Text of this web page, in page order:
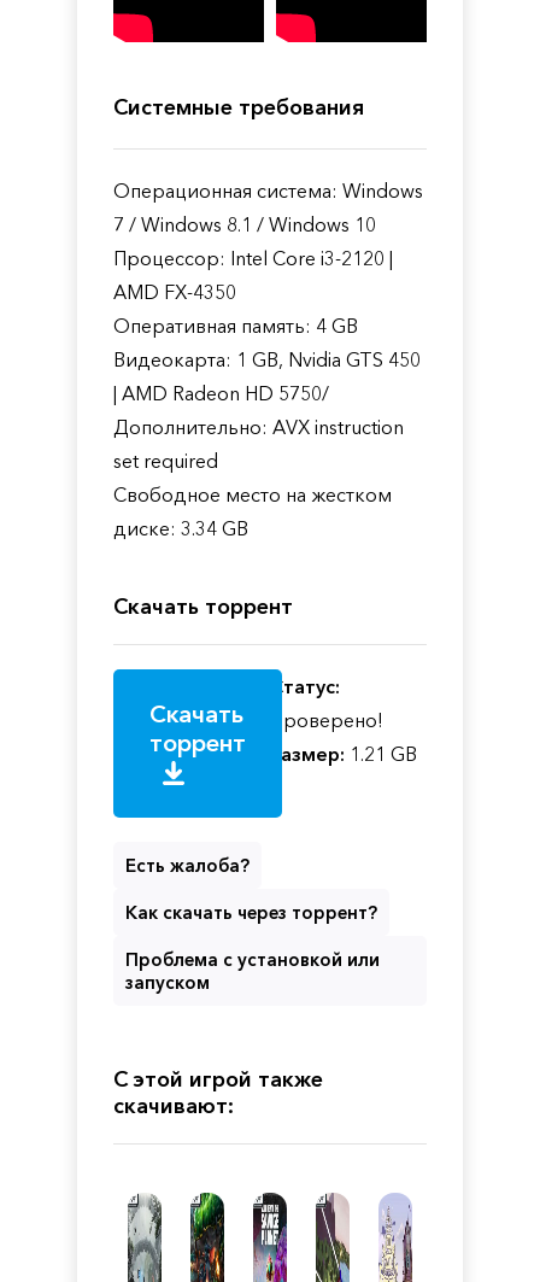
Системные требования
Операционная система: Windows
7 / Windows 8.1 / Windows 10
Процессор: Intel Core i3-2120 |
AMD FX-4350
Оперативная память: 4 GB
Видеокарта: 1 GB, Nvidia GTS 450
| AMD Radeon HD 5750/
Дополнительно: AVX instruction
set required
Свободное место на жестком
диске: 3.34 GB
Скачать торрент
Скачать
торрент
Статус:
Проверено!
Размер: 1.21 GB
Есть жалоба?
Как скачать через торрент?
Проблема с установкой или
запуском
С этой игрой также
скачивают: